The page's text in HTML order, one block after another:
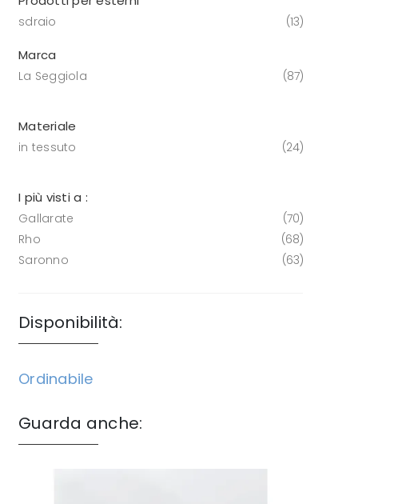
sdraio 13
Marca
La Seggiola 87
Materiale
in tessuto 24
I più visti a :
Gallarate
70
Rho
68
Saronno
63
Disponibilità:
Ordinabile
Guarda anche: